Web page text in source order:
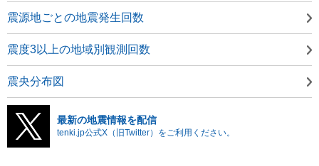
震源地ごとの地震発生回数
震度3以上の地域別観測回数
震央分布図
最新の地震情報を配信
tenki.jp公式X（旧Twitter）をご利用ください。